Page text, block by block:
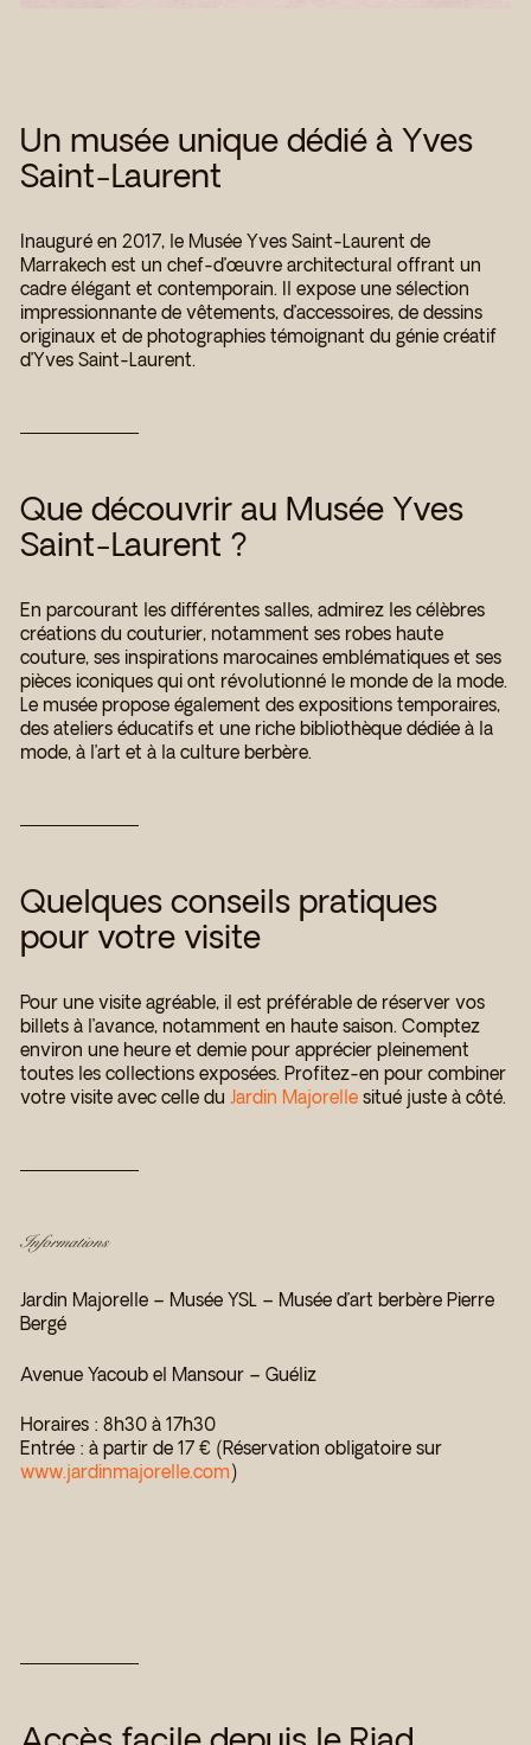
Un musée unique dédié à Yves
Saint-Laurent
Inauguré en 2017, le Musée Yves Saint-Laurent de
Marrakech est un chef-d’œuvre architectural offrant un
cadre élégant et contemporain. Il expose une sélection
impressionnante de vêtements, d’accessoires, de dessins
originaux et de photographies témoignant du génie créatif
d’Yves Saint-Laurent.
Que découvrir au Musée Yves
Saint-Laurent ?
En parcourant les différentes salles, admirez les célèbres
créations du couturier, notamment ses robes haute
couture, ses inspirations marocaines emblématiques et ses
pièces iconiques qui ont révolutionné le monde de la mode.
Le musée propose également des expositions temporaires,
des ateliers éducatifs et une riche bibliothèque dédiée à la
mode, à l’art et à la culture berbère.
Quelques conseils pratiques
pour votre visite
Pour une visite agréable, il est préférable de réserver vos
billets à l’avance, notamment en haute saison. Comptez
environ une heure et demie pour apprécier pleinement
toutes les collections exposées. Profitez-en pour combiner
votre visite avec celle du Jardin Majorellesitué juste à côté.
Informations
Jardin Majorelle – Musée YSL – Musée d’art berbère Pierre
Bergé
Avenue Yacoub el Mansour – Guéliz
Horaires : 8h30 à 17h30
Entrée : à partir de 17 € (Réservation obligatoire sur
www.jardinmajorelle.com)